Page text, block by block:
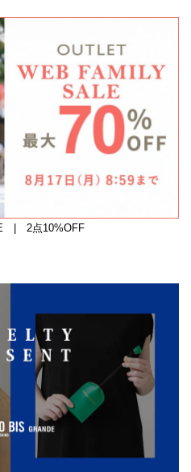
| 2点10%OFF